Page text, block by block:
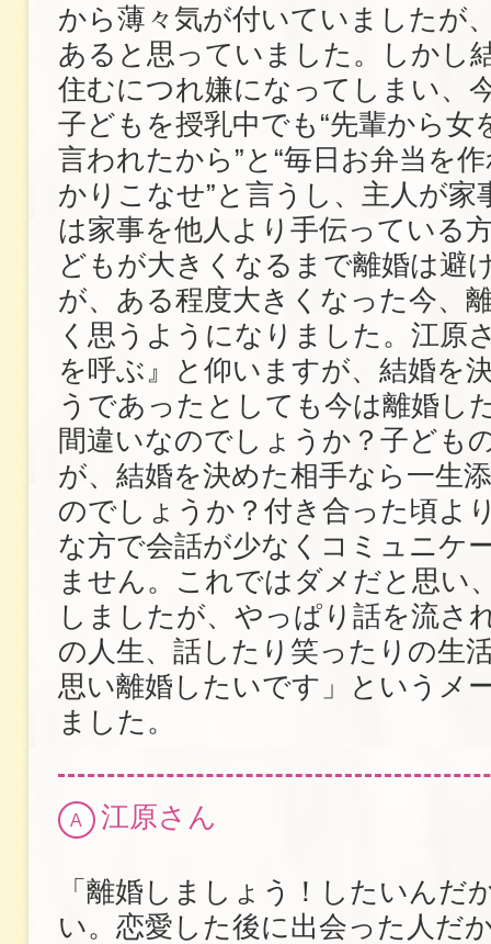
から薄々気が付いていましたが
あると思っていました。しかし
住むにつれ嫌になってしまい、
子どもを授乳中でも“先輩から女
言われたから”と“毎日お弁当を
かりこなせ”と言うし、主人が家
は家事を他人より手伝っている
どもが大きくなるまで離婚は避
が、ある程度大きくなった今、
く思うようになりました。江原
を呼ぶ』と仰いますが、結婚を
うであったとしても今は離婚し
間違いなのでしょうか？子ども
が、結婚を決めた相手なら一生
のでしょうか？付き合った頃よ
な方で会話が少なくコミュニケ
ません。これではダメだと思い
しましたが、やっぱり話を流さ
の人生、話したり笑ったりの生
思い離婚したいです」というメ
ました。
A 江原さん
「離婚しましょう！したいんだ
い。恋愛した後に出会った人だ